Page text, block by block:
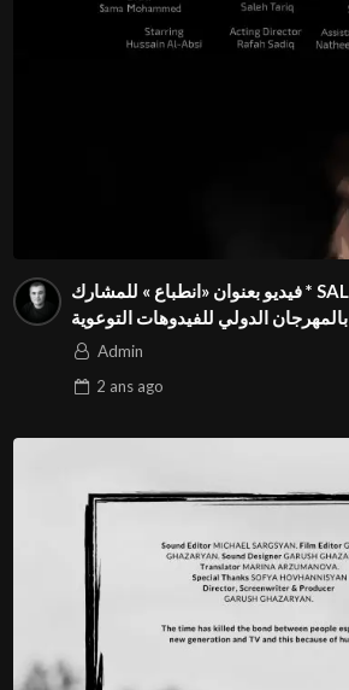
فيديو بعنوان «انطباع » للمشارك * SALEH TARIQ* من اليمن
في المسابقة الدولية بالمهرجان الدولي للفيدوهات التوعوية
Season 4 FIVS
Admin
2 ansago